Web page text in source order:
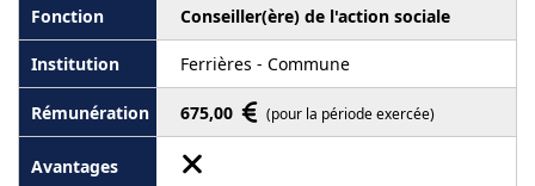
Conseiller(ère) de l'action sociale
Ferrières - Commune
675,00 (pour la période exercée)